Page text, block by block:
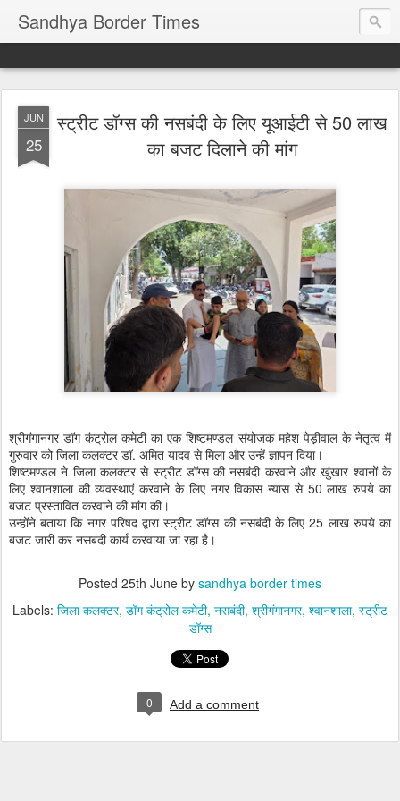
Sandhya Border Times
JUN
25
स्ट्रीट डॉग्स की नसबंदी के लिए यूआईटी से 50 लाख
का बजट दिलाने की मांग
श्रीगंगानगर डॉग कंट्रोल कमेटी का एक शिष्टमण्डल संयोजक महेश पेड़ीवाल के नेतृत्व में
गुरुवार को जिला कलक्टर डॉ. अमित यादव से मिला और उन्हें ज्ञापन दिया।
शिष्टमण्डल ने जिला कलक्टर से स्ट्रीट डॉग्स की नसबंदी करवाने और खुंखार श्वानों के
लिए श्वानशाला की व्यवस्थाएं करवाने के लिए नगर विकास न्यास से 50 लाख रुपये का
बजट प्रस्तावित करवाने की मांग की।
उन्होंने बताया कि नगर परिषद द्वारा स्ट्रीट डॉग्स की नसबंदी के लिए 25 लाख रुपये का
बजट जारी कर नसबंदी कार्य करवाया जा रहा है।
Posted 25th June by sandhya border times
Labels: जिला कलक्टर डॉग कंट्रोल कमेटी नसबंदी श्रीगंगानगर श्वानशाला स्ट्रीट
डॉग्स
0 Add a comment